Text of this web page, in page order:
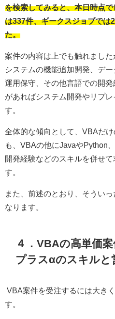
を検索してみると、本日時点
は337件、ギークスジョブでは
た。
案件の内容は上でも触れました
システムの機能追加開発、デ
運用保守、その他言語での開
があればシステム開発やリプ
す。
全体的な傾向として、 VBAだ
も、 VBAの他にJavaやPython
開発経験などのスキルを併せ
す。
また、前述のとおり、そうい
なります。
４．VBAの高単価
プラスαのスキルと
VBA案件を受注するには大き
す。